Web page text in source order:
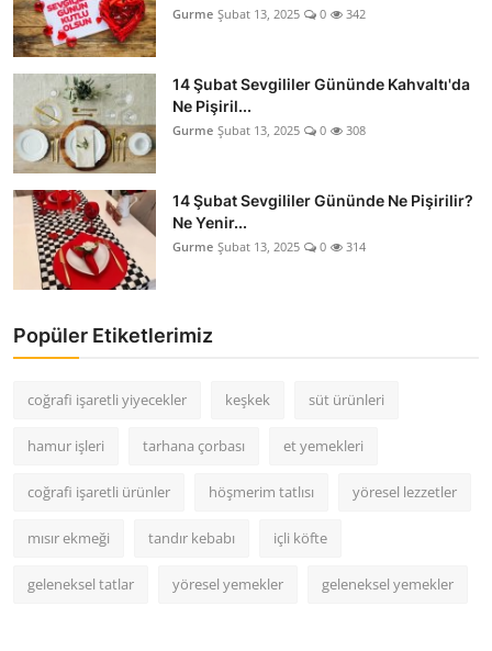
Gurme Şubat 13, 2025 0 342
14 Şubat Sevgililer Gününde Kahvaltı'da
Ne Pişiril...
Gurme Şubat 13, 2025 0 308
14 Şubat Sevgililer Gününde Ne Pişirilir?
Ne Yenir...
Gurme Şubat 13, 2025 0 314
Popüler Etiketlerimiz
coğrafi işaretli yiyecekler keşkek süt ürünleri
hamur işleri tarhana çorbası et yemekleri
coğrafi işaretli ürünler höşmerim tatlısı yöresel lezzetler
mısır ekmeği tandır kebabı içli köfte
geleneksel tatlar yöresel yemekler geleneksel yemekler